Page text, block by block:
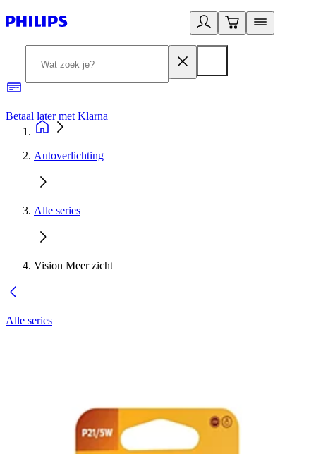
Betaal later met Klarna
Autoverlichting
Alle series
Vision Meer zicht
Alle series